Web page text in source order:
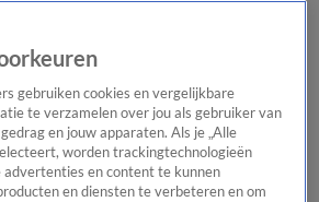
Uitzendingen Onze gezichten
In de
Uitzending
gebruiken cookies en vergelijkbare
te verzamelen over jou als gebruiker van
en jouw apparaten. Als je „Alle
worden trackingtechnologieën
advertenties en content te kunnen
en diensten te verbeteren en om